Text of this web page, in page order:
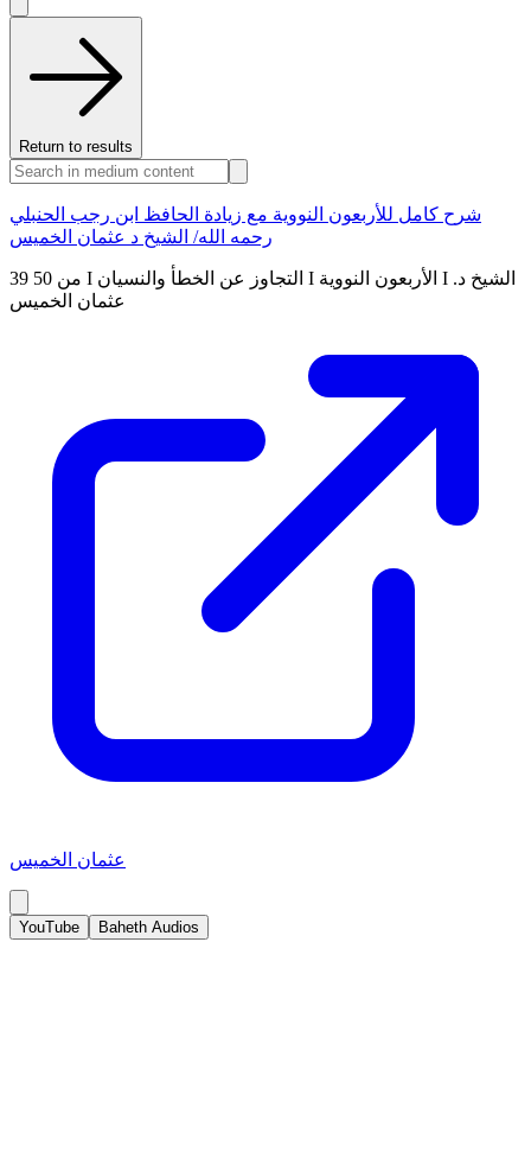
Return to results
شرح كامل للأربعون النووية مع زيادة الحافظ ابن رجب الحنبلي
رحمه الله/ الشيخ د عثمان الخميس
39 من 50 I التجاوز عن الخطأ والنسيان I الأربعون النووية I الشيخ د.
عثمان الخميس
عثمان الخميس
YouTube Baheth Audios